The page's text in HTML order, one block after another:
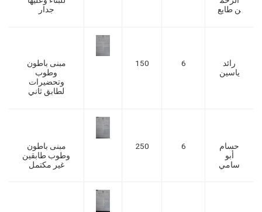
ن طايع
جدار
رائد
ياسين
6
150
مبنى باطون
وطوب
وتحضيرات
لطابق ثاني
حسام
أبو
سامي
6
250
مبنى باطون
وطوب طابقين
غير مكتمل